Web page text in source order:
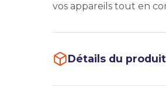
vos appareils tout en
Détails du produit